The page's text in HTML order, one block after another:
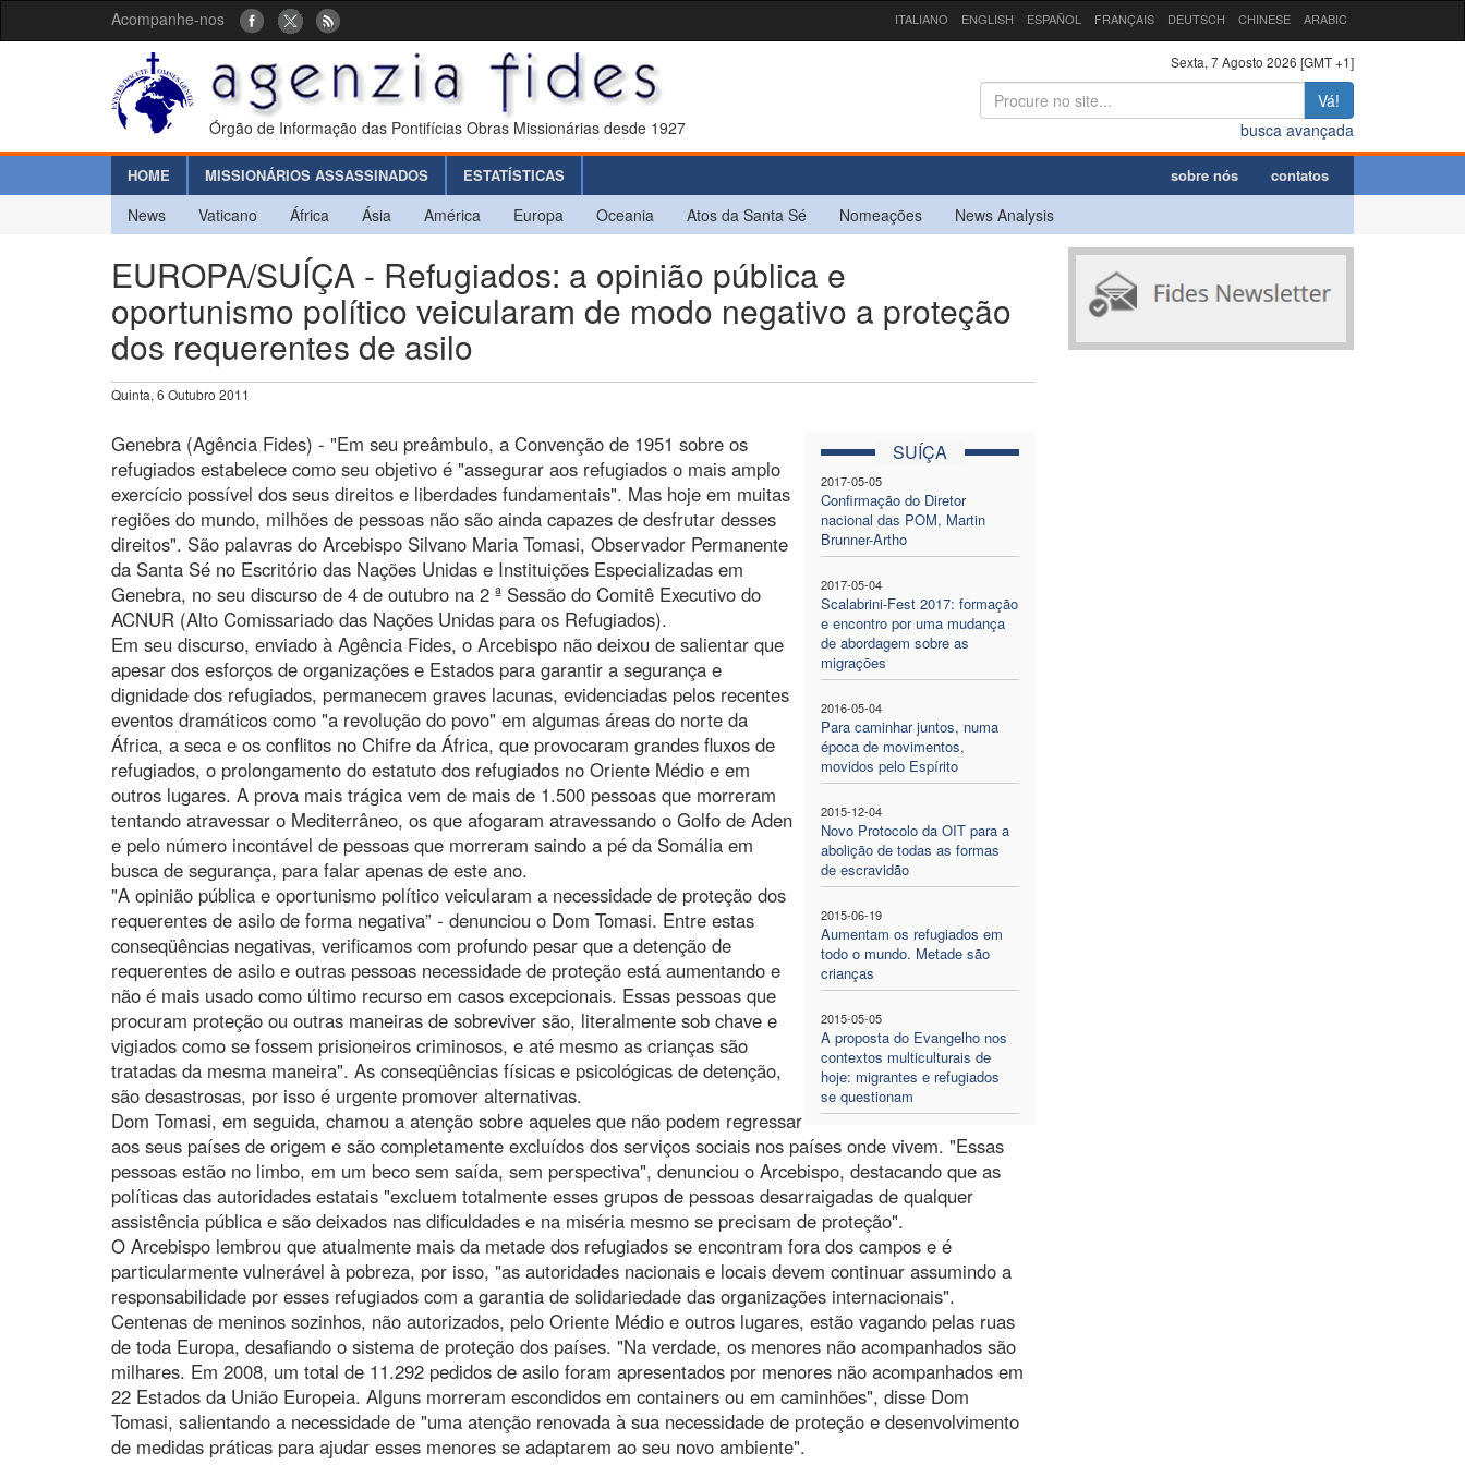
Acompanhe-nos ITALIANO ENGLISH ESPAÑOL FRANÇAIS DEUTSCH CHINESE ARABIC
Órgão de Informação das Pontifícias Obras Missionárias desde 1927
Sexta, 7 Agosto 2026 [GMT +1]
Vá!
busca avançada
HOME MISSIONÁRIOS ASSASSINADOS ESTATÍSTICAS sobre nós contatos
News Vaticano África Ásia América Europa Oceania Atos da Santa Sé Nomeações News Analysis
EUROPA/SUÍÇA - Refugiados: a opinião pública e
oportunismo político veicularam de modo negativo a proteção
dos requerentes de asilo
Quinta, 6 Outubro 2011
SUÍÇA
2017-05-05
Confirmação do Diretor
nacional das POM, Martin
Brunner-Artho
2017-05-04
Scalabrini-Fest 2017: formação
e encontro por uma mudança
de abordagem sobre as
migrações
2016-05-04
Para caminhar juntos, numa
época de movimentos,
movidos pelo Espírito
2015-12-04
Novo Protocolo da OIT para a
abolição de todas as formas
de escravidão
2015-06-19
Aumentam os refugiados em
todo o mundo. Metade são
crianças
2015-05-05
A proposta do Evangelho nos
contextos multiculturais de
hoje: migrantes e refugiados
se questionam
Genebra (Agência Fides) - "Em seu preâmbulo, a Convenção de 1951 sobre os
refugiados estabelece como seu objetivo é "assegurar aos refugiados o mais amplo
exercício possível dos seus direitos e liberdades fundamentais". Mas hoje em muitas
regiões do mundo, milhões de pessoas não são ainda capazes de desfrutar desses
direitos". São palavras do Arcebispo Silvano Maria Tomasi, Observador Permanente
da Santa Sé no Escritório das Nações Unidas e Instituições Especializadas em
Genebra, no seu discurso de 4 de outubro na 2 ª Sessão do Comitê Executivo do
ACNUR (Alto Comissariado das Nações Unidas para os Refugiados).
Em seu discurso, enviado à Agência Fides, o Arcebispo não deixou de salientar que
apesar dos esforços de organizações e Estados para garantir a segurança e
dignidade dos refugiados, permanecem graves lacunas, evidenciadas pelos recentes
eventos dramáticos como "a revolução do povo" em algumas áreas do norte da
África, a seca e os conflitos no Chifre da África, que provocaram grandes fluxos de
refugiados, o prolongamento do estatuto dos refugiados no Oriente Médio e em
outros lugares. A prova mais trágica vem de mais de 1.500 pessoas que morreram
tentando atravessar o Mediterrâneo, os que afogaram atravessando o Golfo de Aden
e pelo número incontável de pessoas que morreram saindo a pé da Somália em
busca de segurança, para falar apenas de este ano.
"A opinião pública e oportunismo político veicularam a necessidade de proteção dos
requerentes de asilo de forma negativa” - denunciou o Dom Tomasi. Entre estas
conseqüências negativas, verificamos com profundo pesar que a detenção de
requerentes de asilo e outras pessoas necessidade de proteção está aumentando e
não é mais usado como último recurso em casos excepcionais. Essas pessoas que
procuram proteção ou outras maneiras de sobreviver são, literalmente sob chave e
vigiados como se fossem prisioneiros criminosos, e até mesmo as crianças são
tratadas da mesma maneira". As conseqüências físicas e psicológicas de detenção,
são desastrosas, por isso é urgente promover alternativas.
Dom Tomasi, em seguida, chamou a atenção sobre aqueles que não podem regressar
aos seus países de origem e são completamente excluídos dos serviços sociais nos países onde vivem. "Essas
pessoas estão no limbo, em um beco sem saída, sem perspectiva", denunciou o Arcebispo, destacando que as
políticas das autoridades estatais "excluem totalmente esses grupos de pessoas desarraigadas de qualquer
assistência pública e são deixados nas dificuldades e na miséria mesmo se precisam de proteção".
O Arcebispo lembrou que atualmente mais da metade dos refugiados se encontram fora dos campos e é
particularmente vulnerável à pobreza, por isso, "as autoridades nacionais e locais devem continuar assumindo a
responsabilidade por esses refugiados com a garantia de solidariedade das organizações internacionais".
Centenas de meninos sozinhos, não autorizados, pelo Oriente Médio e outros lugares, estão vagando pelas ruas
de toda Europa, desafiando o sistema de proteção dos países. "Na verdade, os menores não acompanhados são
milhares. Em 2008, um total de 11.292 pedidos de asilo foram apresentados por menores não acompanhados em
22 Estados da União Europeia. Alguns morreram escondidos em containers ou em caminhões", disse Dom
Tomasi, salientando a necessidade de "uma atenção renovada à sua necessidade de proteção e desenvolvimento
de medidas práticas para ajudar esses menores se adaptarem ao seu novo ambiente".